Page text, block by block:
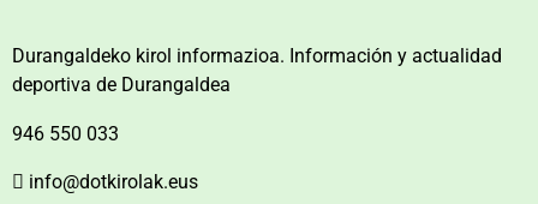
Durangaldeko kirol informazioa. Información y actualidad
deportiva de Durangaldea
946 550 033
info@dotkirolak.eus